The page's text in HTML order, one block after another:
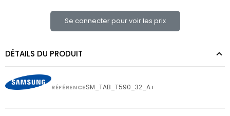
Se connecter pour voir les prix
DÉTAILS DU PRODUIT
RÉFÉRENCESM_TAB_T590_32_A+